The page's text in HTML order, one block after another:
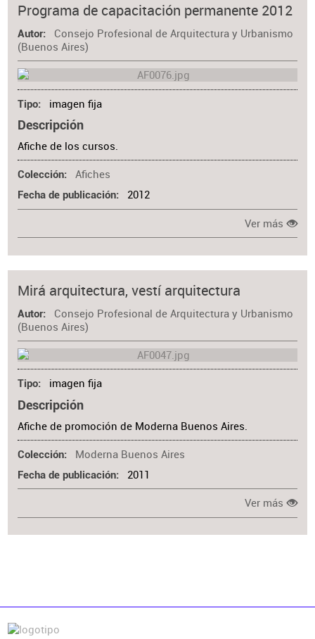
Programa de capacitación permanente 2012
Autor
Consejo Profesional de Arquitectura y Urbanismo
(Buenos Aires)
Tipo imagen fija
Descripción
Afiche de los cursos.
Colección Afiches
Fecha de publicación 2012
Ver más
Mirá arquitectura, vestí arquitectura
Autor
Consejo Profesional de Arquitectura y Urbanismo
(Buenos Aires)
Tipo imagen fija
Descripción
Afiche de promoción de Moderna Buenos Aires.
Colección Moderna Buenos Aires
Fecha de publicación 2011
Ver más